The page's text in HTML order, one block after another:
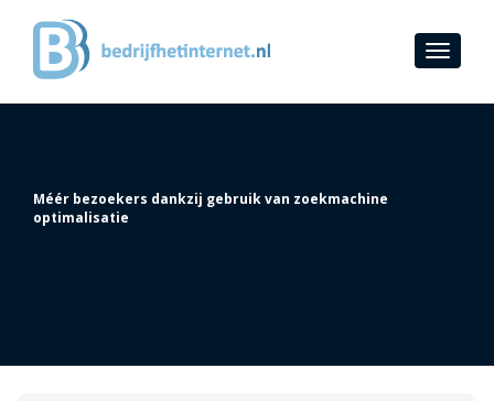
Toggle
Méér bezoekers dankzij gebruik van zoekmachine
optimalisatie